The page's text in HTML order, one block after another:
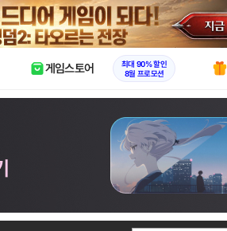
X
게임스토어
최대 90% 할인
8월 프로모션